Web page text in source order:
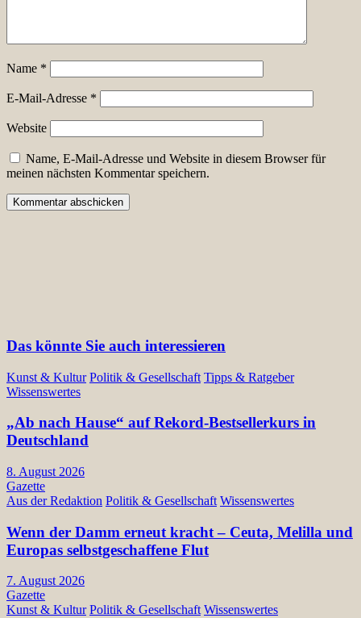
Name *
E-Mail-Adresse *
Website
Name, E-Mail-Adresse und Website in diesem Browser für
meinen nächsten Kommentar speichern.
Das könnte Sie auch interessieren
Kunst & Kultur Politik & Gesellschaft Tipps & Ratgeber
Wissenswertes
„Ab nach Hause“ auf Rekord-Bestsellerkurs in
Deutschland
8. August 2026
Gazette
Aus der Redaktion Politik & Gesellschaft Wissenswertes
Wenn der Damm erneut kracht – Ceuta, Melilla und
Europas selbstgeschaffene Flut
7. August 2026
Gazette
Kunst & Kultur Politik & Gesellschaft Wissenswertes